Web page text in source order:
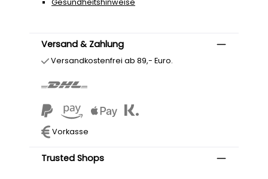
Gesundheitshinweise
Versand & Zahlung
Versandkostenfrei ab 89,- Euro.
Vorkasse
Trusted Shops